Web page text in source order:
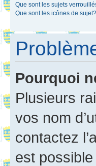
Que sont les sujets
Que sont les icônes de sujet?
Pourquoi
Plusieurs
vos nom
contactez
est